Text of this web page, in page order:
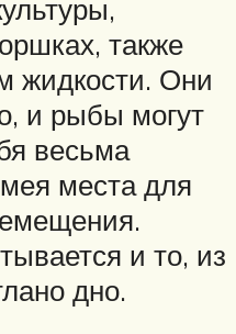
также
жидкости. Они
и рыбы могут
весьма
места для
и то, из
дно.